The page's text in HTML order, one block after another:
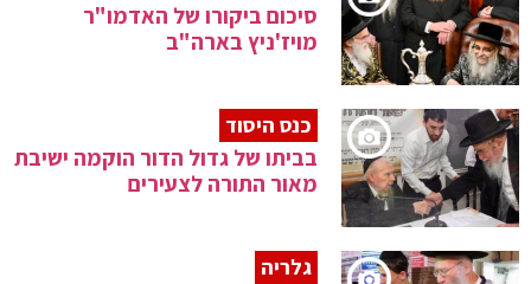
סיכום ביקורו של האדמו"ר
מויז'ניץ בארה"ב
כנס היסוד
בביתו של גדול הדור הוקמה ישיבת
מאור התורה לצעירים
גלריה